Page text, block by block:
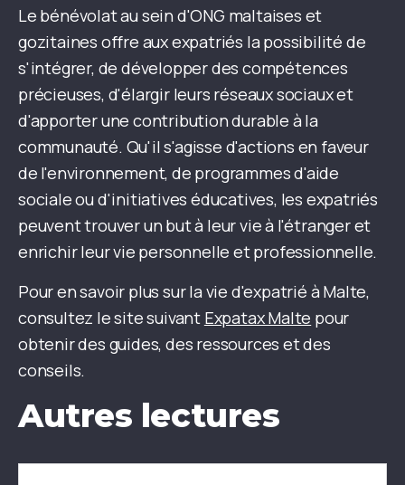
Le bénévolat au sein d'ONG maltaises et
gozitaines offre aux expatriés la possibilité de
s'intégrer, de développer des compétences
précieuses, d'élargir leurs réseaux sociaux et
d'apporter une contribution durable à la
communauté. Qu'il s'agisse d'actions en faveur
de l'environnement, de programmes d'aide
sociale ou d'initiatives éducatives, les expatriés
peuvent trouver un but à leur vie à l'étranger et
enrichir leur vie personnelle et professionnelle.
Pour en savoir plus sur la vie d'expatrié à Malte,
consultez le site suivant Expatax Malte pour
obtenir des guides, des ressources et des
conseils.
Autres lectures